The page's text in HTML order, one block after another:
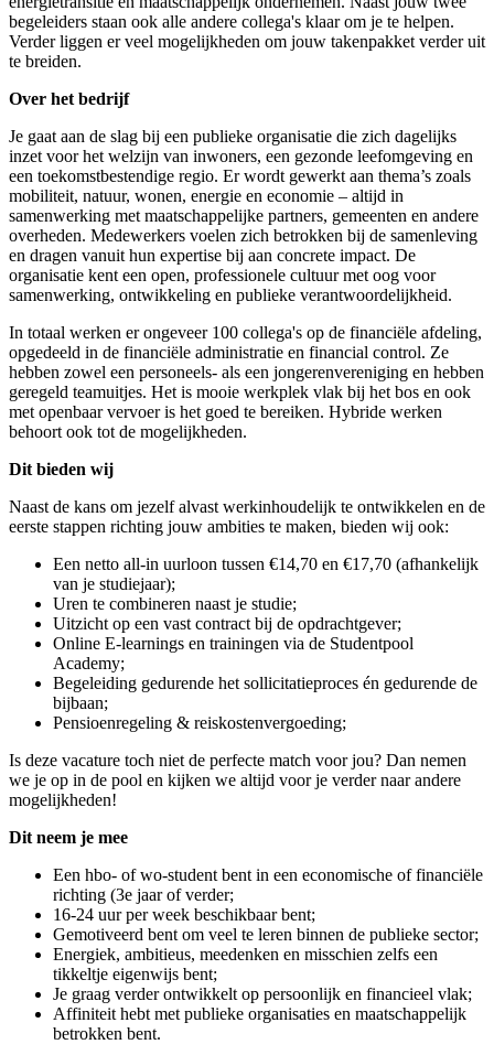
begeleiders staan ook alle andere collega's klaar om je te helpen.
Verder liggen er veel mogelijkheden om jouw takenpakket verder uit
te breiden.
Over het bedrijf
Je gaat aan de slag bij een publieke organisatie die zich dagelijks
inzet voor het welzijn van inwoners, een gezonde leefomgeving en
een toekomstbestendige regio. Er wordt gewerkt aan thema’s zoals
mobiliteit, natuur, wonen, energie en economie – altijd in
samenwerking met maatschappelijke partners, gemeenten en andere
overheden. Medewerkers voelen zich betrokken bij de samenleving
en dragen vanuit hun expertise bij aan concrete impact. De
organisatie kent een open, professionele cultuur met oog voor
samenwerking, ontwikkeling en publieke verantwoordelijkheid.
In totaal werken er ongeveer 100 collega's op de financiële afdeling,
opgedeeld in de financiële administratie en financial control. Ze
hebben zowel een personeels- als een jongerenvereniging en hebben
geregeld teamuitjes. Het is mooie werkplek vlak bij het bos en ook
met openbaar vervoer is het goed te bereiken. Hybride werken
behoort ook tot de mogelijkheden.
Dit bieden wij
Naast de kans om jezelf alvast werkinhoudelijk te ontwikkelen en de
eerste stappen richting jouw ambities te maken, bieden wij ook:
Een netto all-in uurloon tussen €14,70 en €17,70 (afhankelijk
van je studiejaar);
Uren te combineren naast je studie;
Uitzicht op een vast contract bij de opdrachtgever;
Online E-learnings en trainingen via de Studentpool
Academy;
Begeleiding gedurende het sollicitatieproces én gedurende de
bijbaan;
Pensioenregeling & reiskostenvergoeding;
Is deze vacature toch niet de perfecte match voor jou? Dan nemen
we je op in de pool en kijken we altijd voor je verder naar andere
mogelijkheden!
Dit neem je mee
Een hbo- of wo-student bent in een economische of financiële
richting (3e jaar of verder;
16-24 uur per week beschikbaar bent;
Gemotiveerd bent om veel te leren binnen de publieke sector;
Energiek, ambitieus, meedenken en misschien zelfs een
tikkeltje eigenwijs bent;
Je graag verder ontwikkelt op persoonlijk en financieel vlak;
Affiniteit hebt met publieke organisaties en maatschappelijk
betrokken bent.